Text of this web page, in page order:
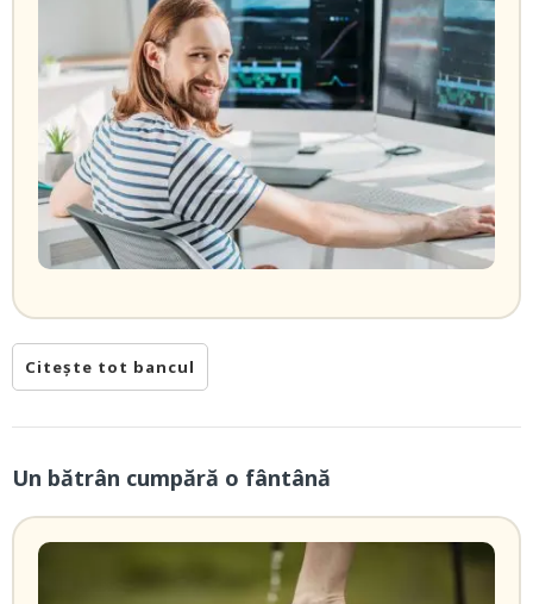
Citește tot bancul
Un bătrân cumpără o fântână